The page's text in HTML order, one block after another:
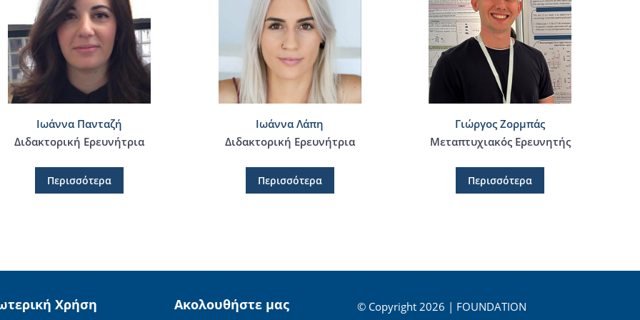
Ιωάννα Πανταζή
Διδακτορική Ερευνήτρια
Περισσότερα
Ιωάννα Λάπη
Διδακτορική Ερευνήτρια
Περισσότερα
Γιώργος Ζορμπάς
Μεταπτυχιακός Ερευνητής
Περισσότερα
Χρήση Ακολουθήστε μας
© Copyright 2026 | FOUNDATION